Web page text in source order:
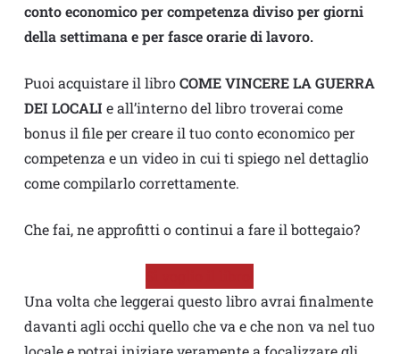
conto economico per competenza diviso per giorni
della settimana e per fasce orarie di lavoro.
Puoi acquistare il libroCOME VINCERE LA GUERRA
DEI LOCALI e all’interno del libro troverai come
bonus il file per creare il tuo conto economico per
competenza e un video in cui ti spiego nel dettaglio
come compilarlo correttamente.
Che fai, ne approfitti o continui a fare il bottegaio?
Una volta che leggerai questo libro avrai finalmente
davanti agli occhi quello che va e che non va nel tuo